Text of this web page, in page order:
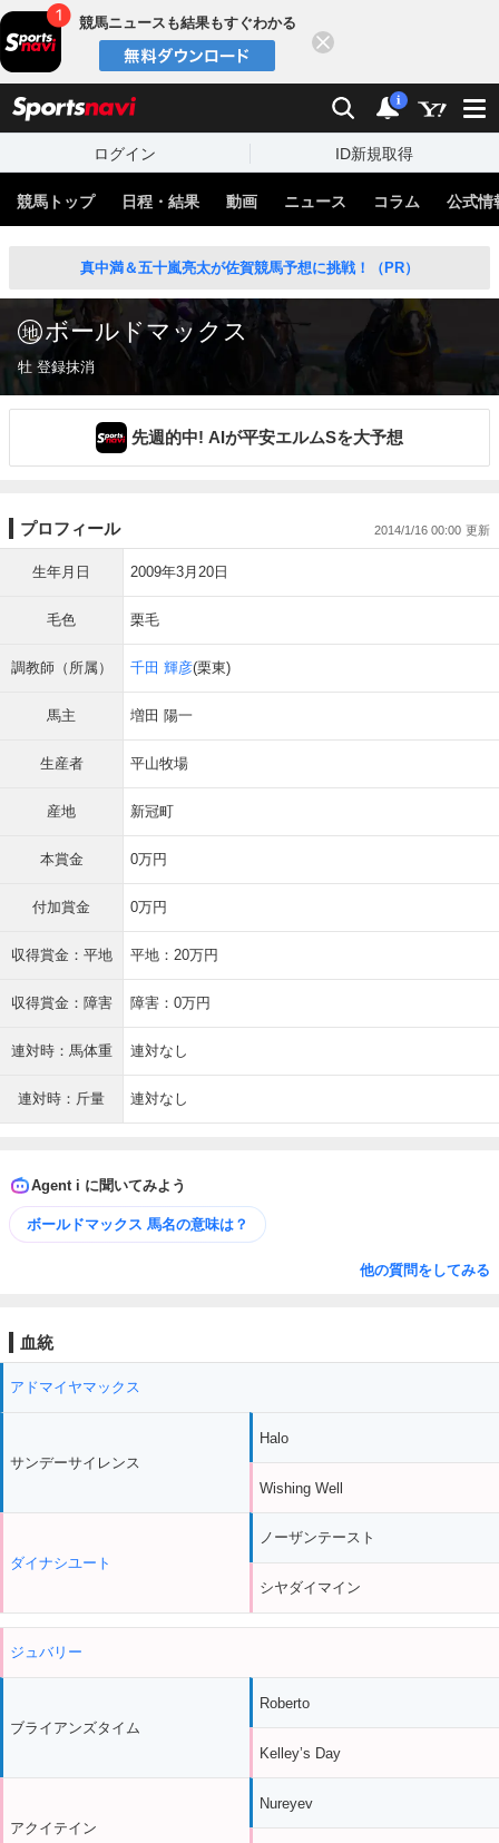
競馬ニュースも結果もすぐわかる
検索 通知
i
ログイン ID新規取得
競馬トップ 日程・結果 動画 ニュース コラム 公式情
真中満＆五十嵐亮太が佐賀競馬予想に挑戦！（PR）
ボールドマックス
牡 登録抹消
先週的中! AIが平安エルムSを大予想
プロフィール 2014/1/16 00:00
生年月日 2009年3月20日
毛色 栗毛
調教師（所属） 千田 輝彦(栗東)
馬主 増田 陽一
生産者 平山牧場
産地 新冠町
本賞金 0万円
付加賞金 0万円
収得賞金：平地 平地：20万円
収得賞金：障害 障害：0万円
連対時：馬体重 連対なし
連対時：斤量 連対なし
Agent i に聞いてみよう
ボールドマックス 馬名の意味は？
他の質問をしてみる
血統
アドマイヤマックス
サンデーサイレンス
ダイナシユート
Halo
Wishing Well
ノーザンテースト
シヤダイマイン
ジュバリー
ブライアンズタイム
アクイテイン
Roberto
Kelley’s Day
Nureyev